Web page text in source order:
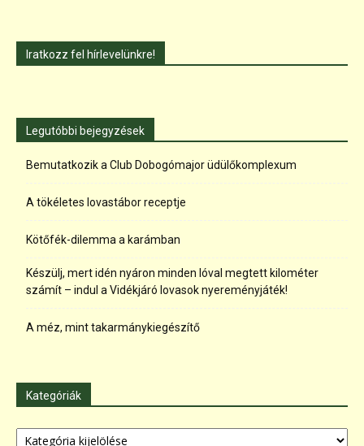
Iratkozz fel hírlevelünkre!
Legutóbbi bejegyzések
Bemutatkozik a Club Dobogómajor üdülőkomplexum
A tökéletes lovastábor receptje
Kötőfék-dilemma a karámban
Készülj, mert idén nyáron minden lóval megtett kilométer
számít – indul a Vidékjáró lovasok nyereményjáték!
A méz, mint takarmánykiegészítő
Kategóriák
Kategóriák